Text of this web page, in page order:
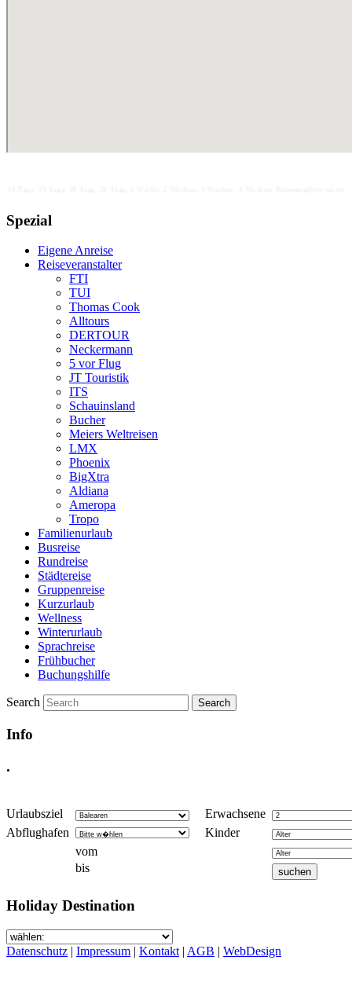
Spezial
Eigene Anreise
Reiseveranstalter
FTI
TUI
Thomas Cook
Alltours
DERTOUR
Neckermann
5 vor Flug
JT Touristik
ITS
Schauinsland
Bucher
Meiers Weltreisen
LMX
Phoenix
BigXtra
Aldiana
Ameropa
Tropo
Familienurlaub
Busreise
Rundreise
Städtereise
Gruppenreise
Kurzurlaub
Wellness
Winterurlaub
Sprachreise
Frühbucher
Buchungshilfe
Search
Info
.
Urlaubsziel
Erwachsene
Abflughafen
Kinder
vom
bis
Holiday Destination
Datenschutz | Impressum | Kontakt | AGB | WebDesign